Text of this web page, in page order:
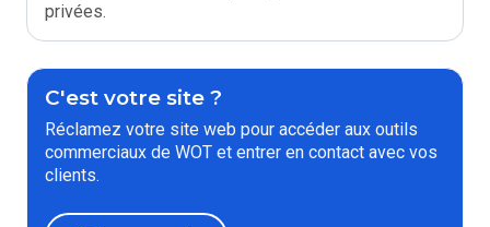
privées.
C'est votre site ?
Réclamez votre site web pour accéder aux outils
commerciaux de WOT et entrer en contact avec vos
clients.